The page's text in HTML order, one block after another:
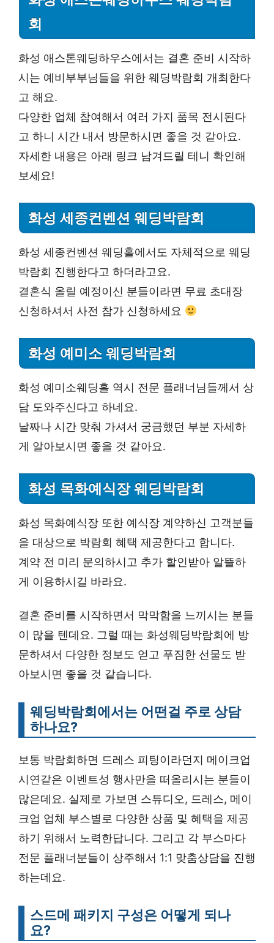
회
화성 애스톤웨딩하우스에서는 결혼 준비 시작하
시는 예비부부님들을 위한 웨딩박람회 개최한다
고 해요.
다양한 업체 참여해서 여러 가지 품목 전시된다
고 하니 시간 내서 방문하시면 좋을 것 같아요.
자세한 내용은 아래 링크 남겨드릴 테니 확인해
보세요!
화성 세종컨벤션 웨딩박람회
화성 세종컨벤션 웨딩홀에서도 자체적으로 웨딩
박람회 진행한다고 하더라고요.
결혼식 올릴 예정이신 분들이라면 무료 초대장
신청하셔서 사전 참가 신청하세요
화성 예미소 웨딩박람회
화성 예미소웨딩홀 역시 전문 플래너님들께서 상
담 도와주신다고 하네요.
날짜나 시간 맞춰 가셔서 궁금했던 부분 자세하
게 알아보시면 좋을 것 같아요.
화성 목화예식장 웨딩박람회
화성 목화예식장 또한 예식장 계약하신 고객분들
을 대상으로 박람회 혜택 제공한다고 합니다.
계약 전 미리 문의하시고 추가 할인받아 알뜰하
게 이용하시길 바라요.
결혼 준비를 시작하면서 막막함을 느끼시는 분들
이 많을 텐데요. 그럴 때는 화성웨딩박람회에 방
문하셔서 다양한 정보도 얻고 푸짐한 선물도 받
아보시면 좋을 것 같습니다.
웨딩박람회에서는 어떤걸 주로 상담
하나요?
보통 박람회하면 드레스 피팅이라던지 메이크업
시연같은 이벤트성 행사만을 떠올리시는 분들이
많은데요. 실제로 가보면 스튜디오, 드레스, 메이
크업 업체 부스별로 다양한 상품 및 혜택을 제공
하기 위해서 노력한답니다. 그리고 각 부스마다
전문 플래너분들이 상주해서 1:1 맞춤상담을 진행
하는데요.
스드메 패키지 구성은 어떻게 되나
요?